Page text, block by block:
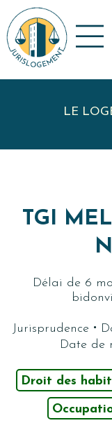
LE
TGI
Délai de 6
Jurisprudence ·
Date de
Droit des